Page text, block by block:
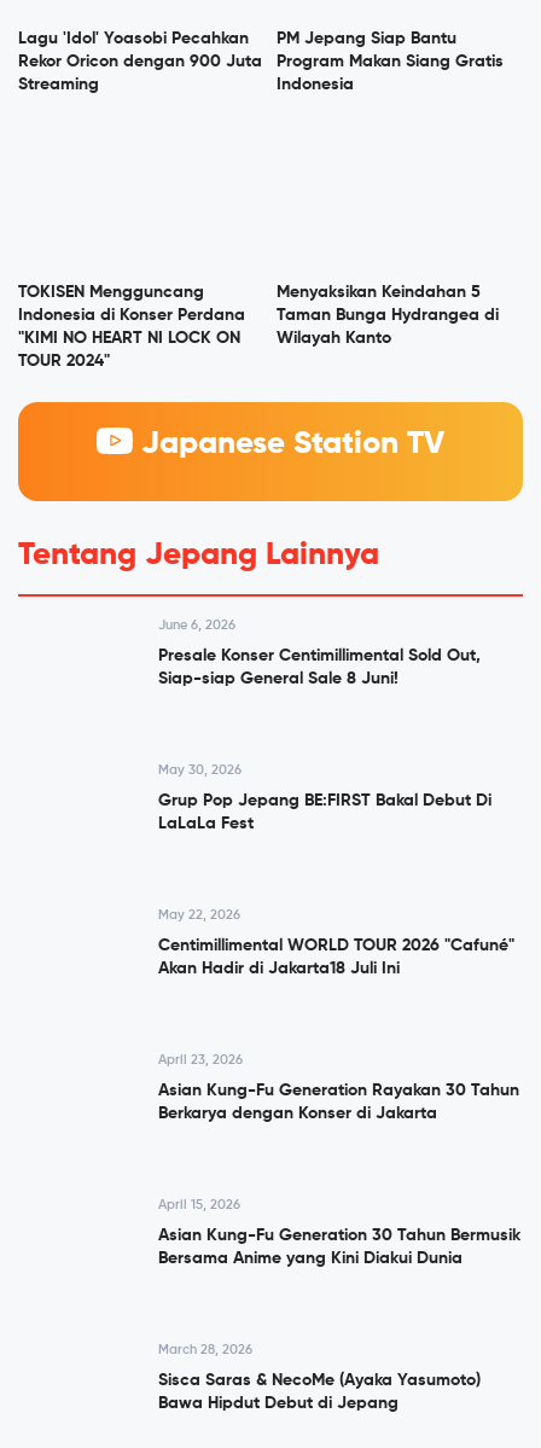
Lagu 'Idol' Yoasobi Pecahkan
Rekor Oricon dengan 900 Juta
Streaming
PM Jepang Siap Bantu
Program Makan Siang Gratis
Indonesia
TOKISEN Mengguncang
Indonesia di Konser Perdana
"KIMI NO HEART NI LOCK ON
TOUR 2024"
Menyaksikan Keindahan 5
Taman Bunga Hydrangea di
Wilayah Kanto
Japanese Station TV
Tentang Jepang Lainnya
June 6, 2026
Presale Konser Centimillimental Sold Out,
Siap-siap General Sale 8 Juni!
May 30, 2026
Grup Pop Jepang BE:FIRST Bakal Debut Di
LaLaLa Fest
May 22, 2026
Centimillimental WORLD TOUR 2026 "Cafuné"
Akan Hadir di Jakarta18 Juli Ini
April 23, 2026
Asian Kung-Fu Generation Rayakan 30 Tahun
Berkarya dengan Konser di Jakarta
April 15, 2026
Asian Kung-Fu Generation 30 Tahun Bermusik
Bersama Anime yang Kini Diakui Dunia
March 28, 2026
Sisca Saras & NecoMe (Ayaka Yasumoto)
Bawa Hipdut Debut di Jepang